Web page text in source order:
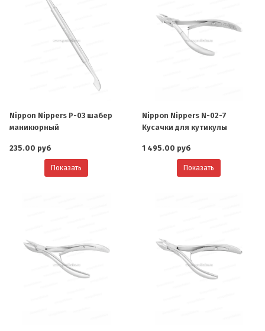
Nippon Nippers P-03 шабер
маникюрный
235.00 руб
Показать
Nippon Nippers N-02-7
Кусачки для кутикулы
1 495.00 руб
Показать